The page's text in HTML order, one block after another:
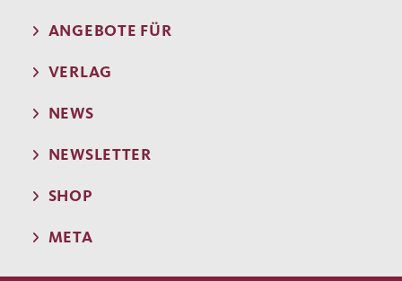
ANGEBOTE FÜR
VERLAG
NEWS
NEWSLETTER
SHOP
META